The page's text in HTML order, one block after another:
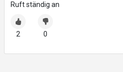
Ruft ständig an
2 0